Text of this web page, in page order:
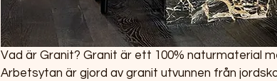
Vad är Granit? Granit är ett 100% naturmaterial med en unik färg och mönster.
Arbetsytan är gjord av granit utvunnen från